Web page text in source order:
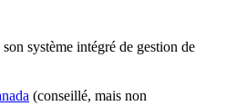
système intégré de gestion de
(conseillé, mais non